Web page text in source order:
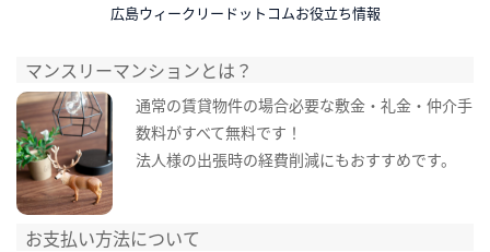
広島ウィークリードットコムお役立ち情報
マンスリーマンションとは？
通常の賃貸物件の場合必要な敷金・礼金・仲介手
数料がすべて無料です！
法人様の出張時の経費削減にもおすすめです。
お支払い方法について